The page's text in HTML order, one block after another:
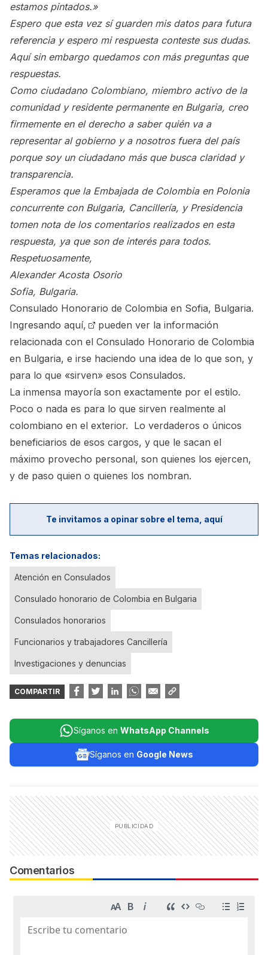
estamos pintados.»
Espero que esta vez sí guarden mis datos para futura
referencia y espero mi respuesta conteste sus dudas.
Aquí sin embargo quedamos con más preguntas que
respuestas.
Como ciudadano Colombiano, miembro activo de la
comunidad y residente permanente en Bulgaria, creo
firmemente en el derecho a saber quién va a
representar al gobierno y a nosotros fuera del país
porque soy un ciudadano más que busca claridad y
transparencia.
Esperamos que la Embajada de Colombia en Polonia
concurrente con Bulgaria, Cancillería, y Presidencia
tomen nota de los comentarios realizados en esta
respuesta, ya que son de interés para todos.
Respetuosamente,
Alexander Acosta Osorio
Sofia, Bulgaria.
Consulado Honorario de Colombia en Sofia, Bulgaria.
Ingresando aquí,
pueden ver la información
relacionada con el Consulado Honorario de Colombia
en Bulgaria, e irse haciendo una idea de lo que son, y
para lo que «sirven» esos Consulados.
La inmensa mayoría son exactamente por el estilo.
Poco o nada es para lo que sirven realmente al
colombiano en el exterior. Lo verdaderos o únicos
beneficiarios de esos cargos, y que le sacan el
máximo provecho personal, son quienes los ejercen,
y de paso quien o quienes los nombran.
Te invitamos a opinar sobre el tema, aquí
Temas relacionados:
Atención en Consulados
Consulado honorario de Colombia en Bulgaria
Consulados honorarios
Funcionarios y trabajadores Cancillería
Investigaciones y denuncias
COMPARTIR
Síganos en WhatsApp Channels
Síganos en Google News
Comentarios